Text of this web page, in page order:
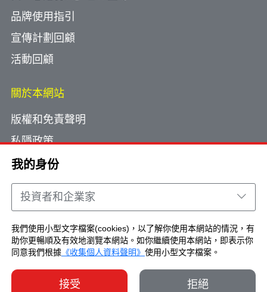
我的身份
投資者和企業家
我們使用小型文字檔案(cookies)，以了解你使用本網站的情況，有
助你更暢順及有效地瀏覽本網站。如你繼續使用本網站，即表示你
同意我們根據 《收集個人資料聲明》 使用小型文字檔案。
接受 拒絕
品牌使用指引
宣傳計劃回顧
活動回顧
關於本網站
版權和免責聲明
私隱政策
使用小型文字檔案
網頁指南
聯絡我們
Copyright © Brand Hong Kong. All Rights
Reserved.